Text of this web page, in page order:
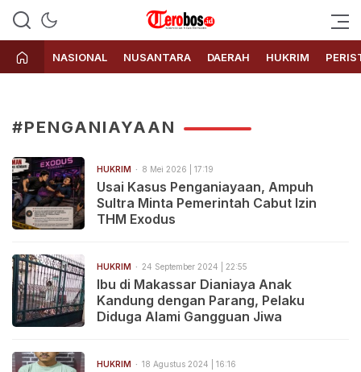
Terobos.id – Kabar terkini dari
Indonesia
Media siber yang menyajikan
berita terbaru dan kabar terkini
dari Indonesia untuk dunia
NASIONAL NUSANTARA DAERAH HUKRIM
#PENGANIAYAAN
HUKRIM 8 Mei 2026 | 17:19
Usai Kasus Penganiayaan, Ampuh
Sultra Minta Pemerintah Cabut Izin
THM Exodus
HUKRIM 24 September 2024 | 22:55
Ibu di Makassar Dianiaya Anak
Kandung dengan Parang, Pelaku
Diduga Alami Gangguan Jiwa
HUKRIM 18 Agustus 2024 | 16:16